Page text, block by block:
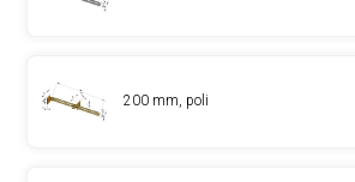
200 mm, poli